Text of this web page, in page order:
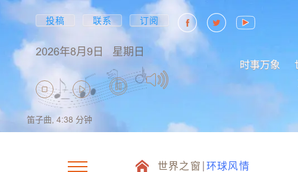
投稿 联系 订阅
2026年8月9日 星期日
时事万象
笛子曲, 4:38 分钟
世界之窗 环球风情